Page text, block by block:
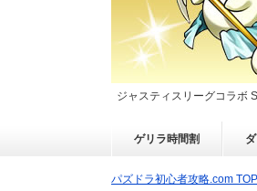
ジャスティスリーグコラボ
ゲリラ時間割
パズドラ初心者攻略.com TOP